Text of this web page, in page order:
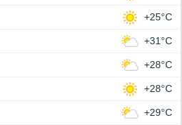
+25°C
+31°C
+28°C
+28°C
+29°C